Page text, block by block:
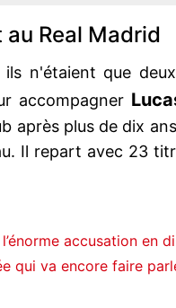
Real Madrid
n'étaient que
accompagner
après plus de dix
Il repart avec 23
accusation en
qui va encore faire